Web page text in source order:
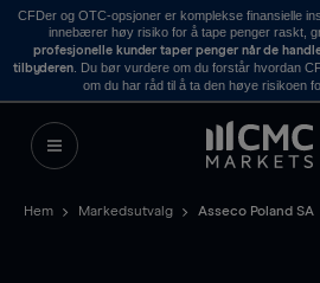
CFDer og OTC-opsjoner er komplekse finansielle
innebærer høy risiko for å tape penger raskt,
profesjonelle kunder taper penger når de
tilbyderen . Du bør vurdere om du forstår hvordan
om du har råd til å ta den høye risikoen
Hem Markedsutvalg Asseco Poland SA